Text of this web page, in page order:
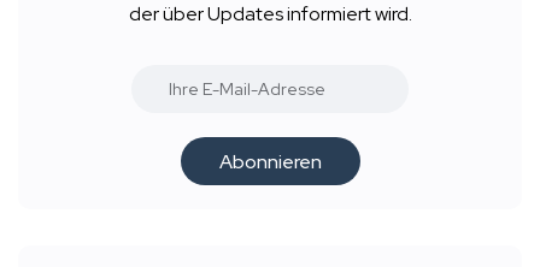
der über Updates informiert wird.
Abonnieren